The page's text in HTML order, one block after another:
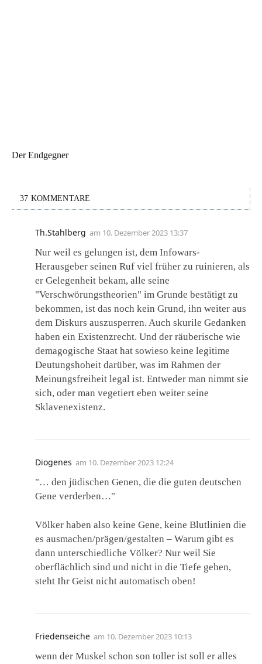
Der Endgegner
37 KOMMENTARE
Th.Stahlberg am 10. Dezember 2023 13:37
Nur weil es gelungen ist, dem Infowars-
Herausgeber seinen Ruf viel früher zu ruinieren, als
er Gelegenheit bekam, alle seine
"Verschwörungstheorien" im Grunde bestätigt zu
bekommen, ist das noch kein Grund, ihn weiter aus
dem Diskurs auszusperren. Auch skurile Gedanken
haben ein Existenzrecht. Und der räuberische wie
demagogische Staat hat sowieso keine legitime
Deutungshoheit darüber, was im Rahmen der
Meinungsfreiheit legal ist. Entweder man nimmt sie
sich, oder man vegetiert eben weiter seine
Sklavenexistenz.
Diogenes am 10. Dezember 2023 12:24
"… den jüdischen Genen, die die guten deutschen
Gene verderben…"
Völker haben also keine Gene, keine Blutlinien die
es ausmachen/prägen/gestalten – Warum gibt es
dann unterschiedliche Völker? Nur weil Sie
oberflächlich sind und nicht in die Tiefe gehen,
steht Ihr Geist nicht automatisch oben!
Friedenseiche am 10. Dezember 2023 10:13
wenn der Muskel schon son toller ist soll er alles